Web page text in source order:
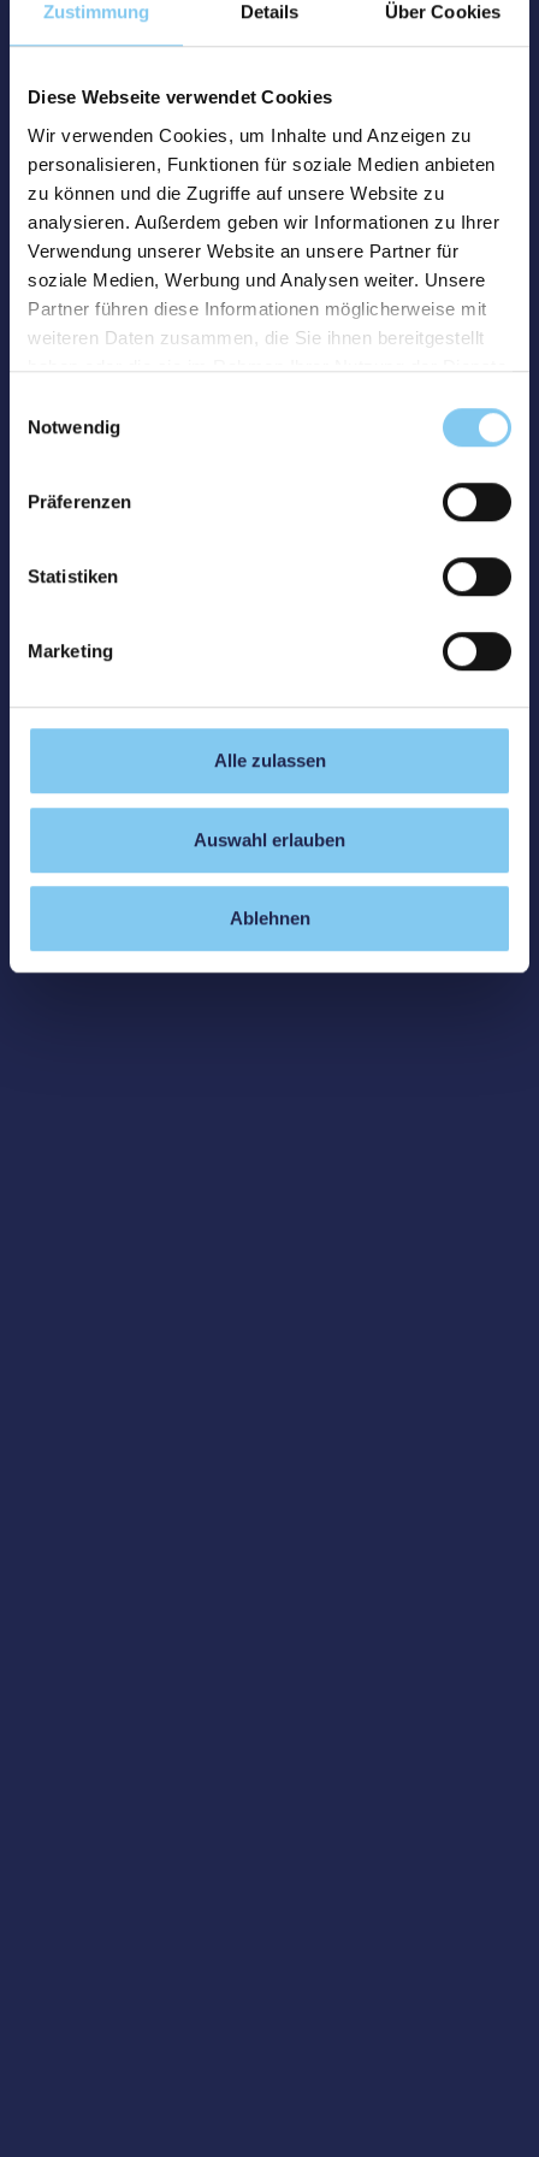
Zustimmung Details Über Cookies
Diese Webseite verwendet Cookies
Wir verwenden Cookies, um Inhalte und Anzeigen zu
personalisieren, Funktionen für soziale Medien anbieten
zu können und die Zugriffe auf unsere Website zu
analysieren. Außerdem geben wir Informationen zu Ihrer
Verwendung unserer Website an unsere Partner für
soziale Medien, Werbung und Analysen weiter. Unsere
Partner führen diese Informationen möglicherweise mit
weiteren Daten zusammen, die Sie ihnen bereitgestellt
haben oder die sie im Rahmen Ihrer Nutzung der Dienste
Notwendig
Präferenzen
Statistiken
Marketing
Alle zulassen
Auswahl erlauben
Ablehnen